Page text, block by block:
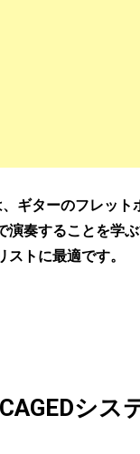
ギターのフレット
演奏することを学
ストに最適です。
シス